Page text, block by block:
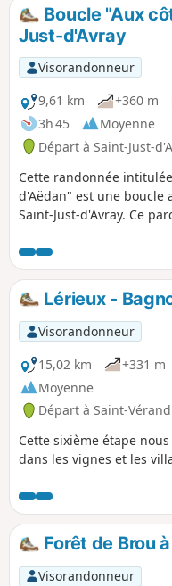
Boucle "Aux
Just-d'Avray
Visorandonneur
9,61 km
+360 m
3h 45
Moyenne
Départ à Saint-Just-
Cette randonnée
d'Aëdan" est une boucle
Saint-Just-d'Avray. Ce
environs de la commune
de la nature ainsi que
points de vue.
Lérieux -
Visorandonneur
15,02 km
+331 m
Moyenne
Départ à Saint-
Cette sixième étape
dans les vignes et les
Forêt de Brou
Visorandonneur